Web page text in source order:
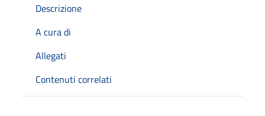
Descrizione
A cura di
Allegati
Contenuti correlati